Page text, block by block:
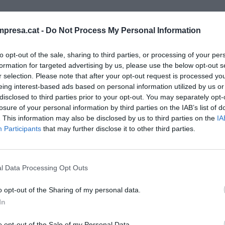
- Do Not Process My Personal Information
opt-out of the sale, sharing to third parties, or processing of your
for targeted advertising by us, please use the below opt-out
selection. Please note that after your opt-out request is processed
interest-based ads based on personal information utilized by us
to third parties prior to your opt-out. You may separately
of your personal information by third parties on the IAB’s list of
This information may also be disclosed by us to third parties on the
Participants that may further disclose it to other third parties.
Data Processing Opt Outs
opt-out of the Sharing of my personal data.
24,1% en el nombre d'equips i del 38% en la
relació amb el de l'any anterior. L'executiu
en els preus de l'energia. Les dades
les instal·lacions i l'auge de l'autoconsum
creixement
d'equips i
el 2024,
amb el